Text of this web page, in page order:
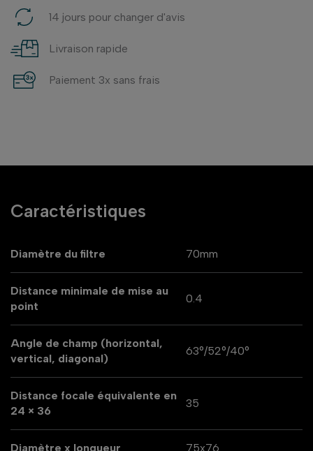
14 jours pour changer d'avis
Livraison rapide
Paiement 3x sans frais
Caractéristiques
Diamètre du filtre 70mm
Distance minimale de mise au
point
0.4
Angle de champ (horizontal,
vertical, diagonal)
63°/52°/40°
Distance focale équivalente en
24 × 36
35
Diamètre x longueur 75x76